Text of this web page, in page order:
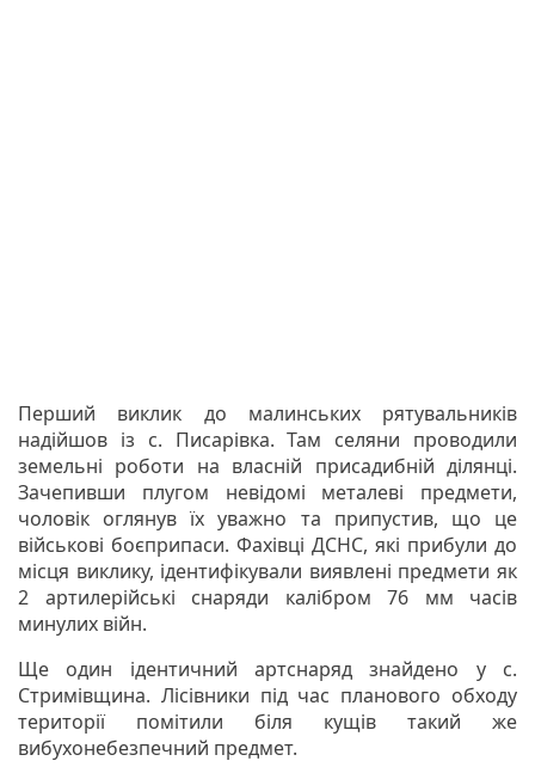
Перший виклик до малинських рятувальників
надійшов із с. Писарівка. Там селяни проводили
земельні роботи на власній присадибній ділянці.
Зачепивши плугом невідомі металеві предмети,
чоловік оглянув їх уважно та припустив, що це
військові боєприпаси. Фахівці ДСНС, які прибули до
місця виклику, ідентифікували виявлені предмети як
2 артилерійські снаряди калібром 76 мм часів
минулих війн.
Ще один ідентичний артснаряд знайдено у с.
Стримівщина. Лісівники під час планового обходу
території помітили біля кущів такий же
вибухонебезпечний предмет.